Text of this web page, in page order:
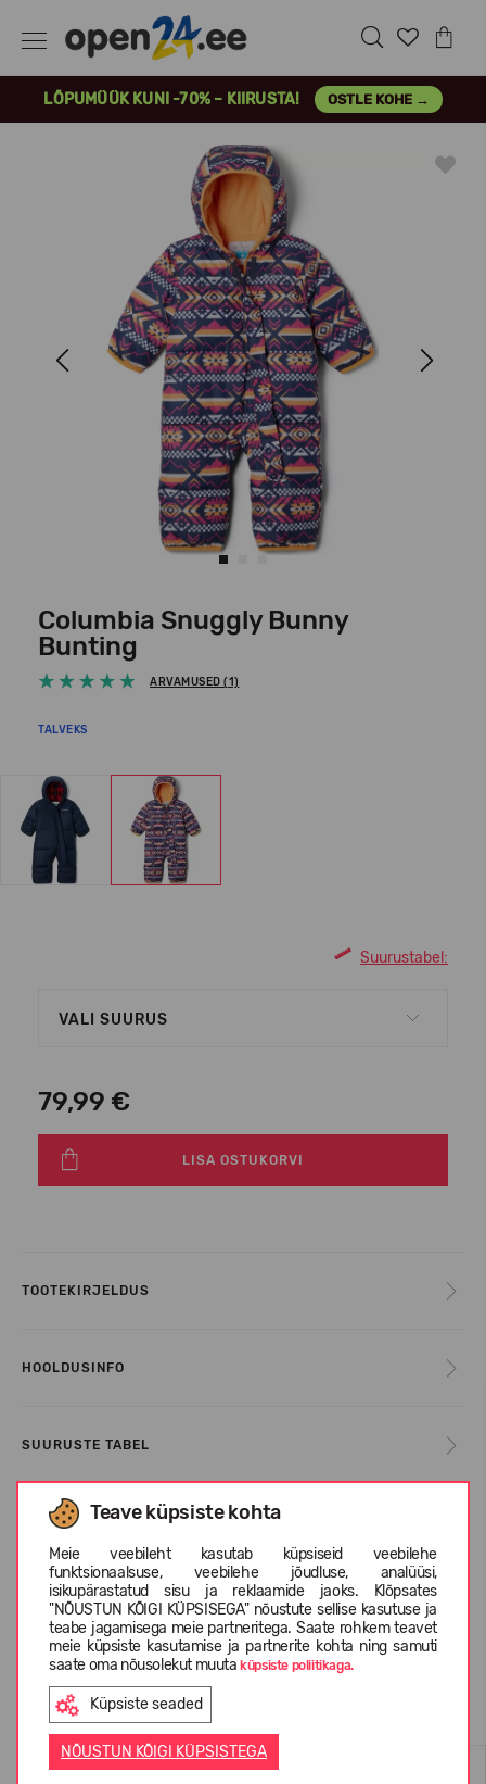
LÕPUMÜÜK KUNI -70% – KIIRUSTA! OSTLE KOHE →
Teave küpsiste kohta
Meie veebileht kasutab küpsiseid veebilehe
funktsionaalsuse, veebilehe jõudluse, analüüsi,
isikupärastatud sisu ja reklaamide jaoks. Klõpsates
"NÕUSTUN KÕIGI KÜPSISEGA" nõustute sellise kasutuse ja
teabe jagamisega meie partneritega. Saate rohkem teavet
meie küpsiste kasutamise ja partnerite kohta ning samuti
saate oma nõusolekut muutaküpsiste poliitikaga.
Küpsiste seaded
NÕUSTUN KÕIGI KÜPSISTEGA
Previous Next
Columbia Snuggly Bunny
Bunting
ARVAMUSED (1)
TALVEKS
Suurustabel:
VALI SUURUS
79,99 €
LISA OSTUKORVI
TOOTEKIRJELDUS
HOOLDUSINFO
SUURUSTE TABEL
INFORMATSIOON KOHTA COLUMBIA
KLIENTIDE ARVUSTUSED (0)
Sarnased tooted
WATERPROOF